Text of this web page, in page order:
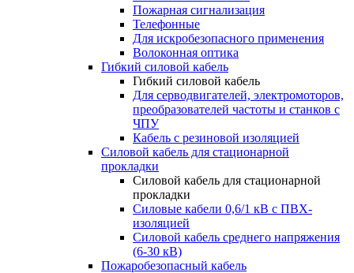
Пожарная сигнализация
Телефонные
Для искробезопасного применения
Волоконная оптика
Гибкий силовой кабель
Гибкий силовой кабель
Для серводвигателей, электромоторов,
преобразователей частоты и станков с
ЧПУ
Кабель с резиновой изоляцией
Силовой кабель для стационарной
прокладки
Силовой кабель для стационарной
прокладки
Силовые кабели 0,6/1 кВ с ПВХ-
изоляцией
Силовой кабель среднего напряжения
(6-30 кВ)
Пожаробезопасный кабель